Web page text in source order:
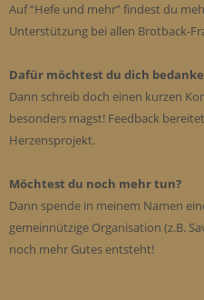
Auf “Hefe und mehr” findest du
Unterstützung bei allen Brotback-
Dafür möchtest du dich
Dann schreib doch einen kurzen
besonders magst! Feedback
Herzensprojekt.
Möchtest du noch mehr tun?
Dann spende in meinem Namen
gemeinnützige Organisation (z.B.
noch mehr Gutes entsteht!